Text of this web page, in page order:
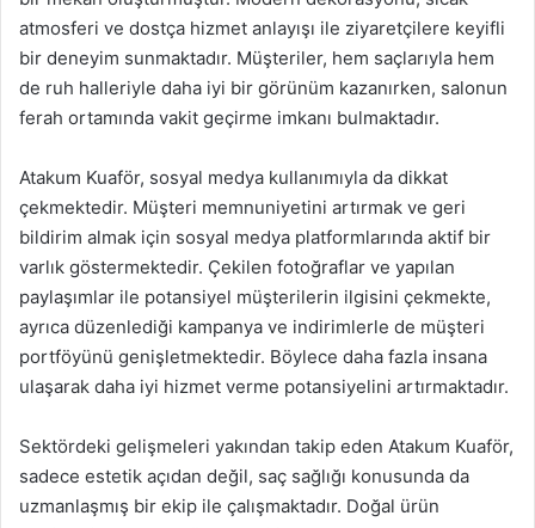
atmosferi ve dostça hizmet anlayışı ile ziyaretçilere keyifli
bir deneyim sunmaktadır. Müşteriler, hem saçlarıyla hem
de ruh halleriyle daha iyi bir görünüm kazanırken, salonun
ferah ortamında vakit geçirme imkanı bulmaktadır.
Atakum Kuaför, sosyal medya kullanımıyla da dikkat
çekmektedir. Müşteri memnuniyetini artırmak ve geri
bildirim almak için sosyal medya platformlarında aktif bir
varlık göstermektedir. Çekilen fotoğraflar ve yapılan
paylaşımlar ile potansiyel müşterilerin ilgisini çekmekte,
ayrıca düzenlediği kampanya ve indirimlerle de müşteri
portföyünü genişletmektedir. Böylece daha fazla insana
ulaşarak daha iyi hizmet verme potansiyelini artırmaktadır.
Sektördeki gelişmeleri yakından takip eden Atakum Kuaför,
sadece estetik açıdan değil, saç sağlığı konusunda da
uzmanlaşmış bir ekip ile çalışmaktadır. Doğal ürün